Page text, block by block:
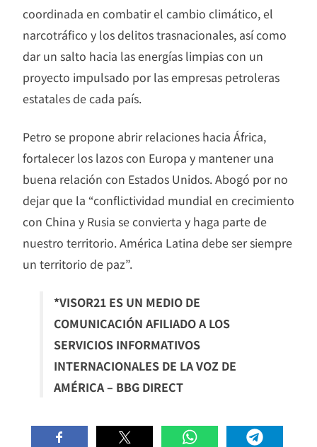
coordinada en combatir el cambio climático, el
narcotráfico y los delitos trasnacionales, así como
dar un salto hacia las energías limpias con un
proyecto impulsado por las empresas petroleras
estatales de cada país.
Petro se propone abrir relaciones hacia África,
fortalecer los lazos con Europa y mantener una
buena relación con Estados Unidos. Abogó por no
dejar que la “conflictividad mundial en crecimiento
con China y Rusia se convierta y haga parte de
nuestro territorio. América Latina debe ser siempre
un territorio de paz”.
*VISOR21 ES UN MEDIO DE
COMUNICACIÓN AFILIADO A LOS
SERVICIOS INFORMATIVOS
INTERNACIONALES DE LA VOZ DE
AMÉRICA – BBG DIRECT